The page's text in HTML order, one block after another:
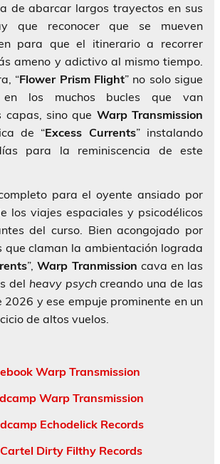
de abarcar largos trayectos en sus
que reconocer que se mueven
para que el itinerario a recorrer
ameno y adictivo al mismo tiempo.
“Flower Prism Flight” no solo sigue
en los muchos bucles que van
capas, sino que Warp Transmission
de “Excess Currents” instalando
para la reminiscencia de este
para el oyente ansiado por
los viajes espaciales y psicodélicos
del curso. Bien acongojado por
que claman la ambientación lograda
”,Warp Tranmission cava en las
del heavy psychcreando una de las
2026 y ese empuje prominente en un
de altos vuelos.
Warp Transmission
Warp Transmission
Echodelick Records
Dirty Filthy Records